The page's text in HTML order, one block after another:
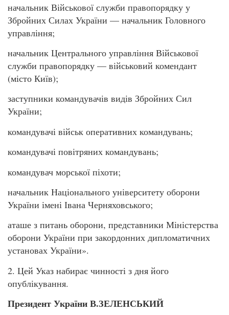
начальник Військової служби правопорядку у
Збройних Силах України — начальник Головного
управління;
начальник Центрального управління Військової
служби правопорядку — військовий комендант
(місто Київ);
заступники командувачів видів Збройних Сил
України;
командувачі військ оперативних командувань;
командувачі повітряних командувань;
командувач морської піхоти;
начальник Національного університету оборони
України імені Івана Черняховського;
аташе з питань оборони, представники Міністерства
оборони України при закордонних дипломатичних
установах України».
2. Цей Указ набирає чинності з дня його
опублікування.
Президент України В.ЗЕЛЕНСЬКИЙ